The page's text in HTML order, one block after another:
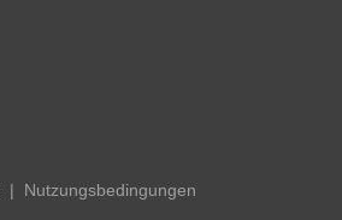
| Nutzungsbedingungen